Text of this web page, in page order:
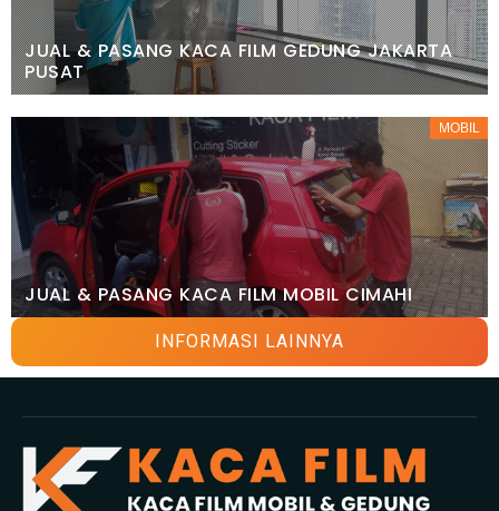
JUAL & PASANG KACA FILM GEDUNG JAKARTA
PUSAT
MOBIL
JUAL & PASANG KACA FILM MOBIL CIMAHI
INFORMASI LAINNYA